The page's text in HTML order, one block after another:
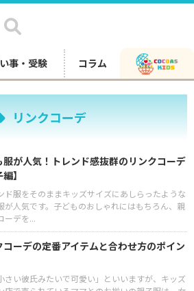
事・受験 コラム
リンクコーデ
服が人気！トレンド感抜群のリンクコーデ
】
ド服をそのままキッズサイズにあしらったような
が人気です。子どものおしゃれにはもちろん、親
ーデを...
ーデの定番アイテムと合わせ方のポイン
さい彼氏みたいで可愛い」といいますが、キッズ